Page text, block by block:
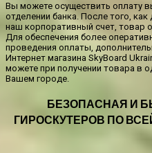
Вы можете осуществить оплату
отделении банка. После того,
наш корпоративный счет, товар
Для обеспечения более
проведения оплаты,
Интернет магазина SkyBoard
можете при получении товара в
Вашем городе.
БЕЗОПАСНАЯ И
ГИРОСКУТЕРОВ ПО